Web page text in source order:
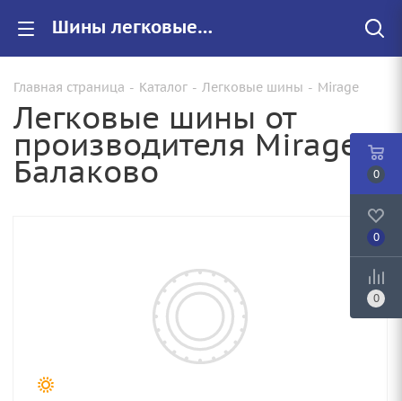
Шины легковые Mirage купить в Балаково, цены на резину Mirage для авто
Главная страница - Каталог - Легковые шины - Mirage
Легковые шины от
производителя Mirage в
Балаково 0
0
0